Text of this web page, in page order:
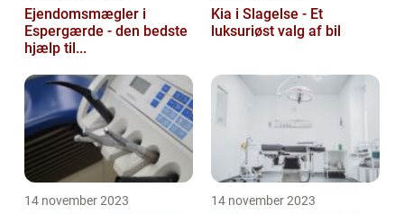
Ejendomsmægler i
Espergærde - den bedste
hjælp til...
Kia i Slagelse - Et
luksuriøst valg af bil
14 november 2023 14 november 2023